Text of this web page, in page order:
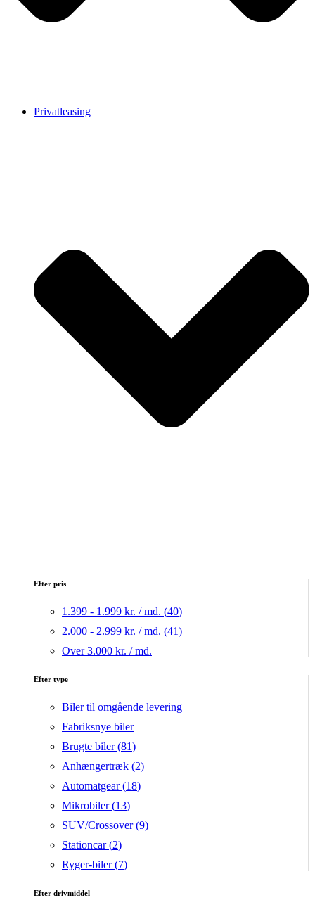
Privatleasing
Efter pris
1.399 - 1.999 kr. / md. (40)
2.000 - 2.999 kr. / md. (41)
Over 3.000 kr. / md.
Efter type
Biler til omgående levering
Fabriksnye biler
Brugte biler (81)
Anhængertræk (2)
Automatgear (18)
Mikrobiler (13)
SUV/Crossover (9)
Stationcar (2)
Ryger-biler (7)
Efter drivmiddel